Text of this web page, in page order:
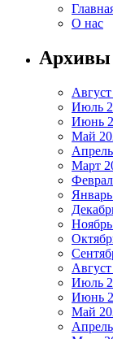
О нас
Архивы
Июль
Июнь
Май
Март
Июль
Июнь
Май